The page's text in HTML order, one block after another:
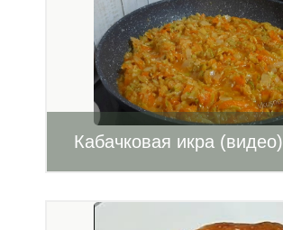
Кабачковая икра (видео)